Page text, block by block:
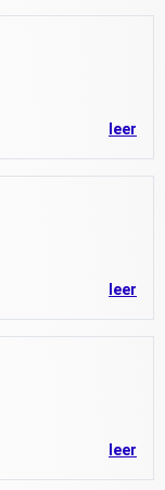
leer
leer
leer